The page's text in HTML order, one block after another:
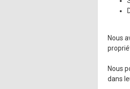
Nous
Nous
dans